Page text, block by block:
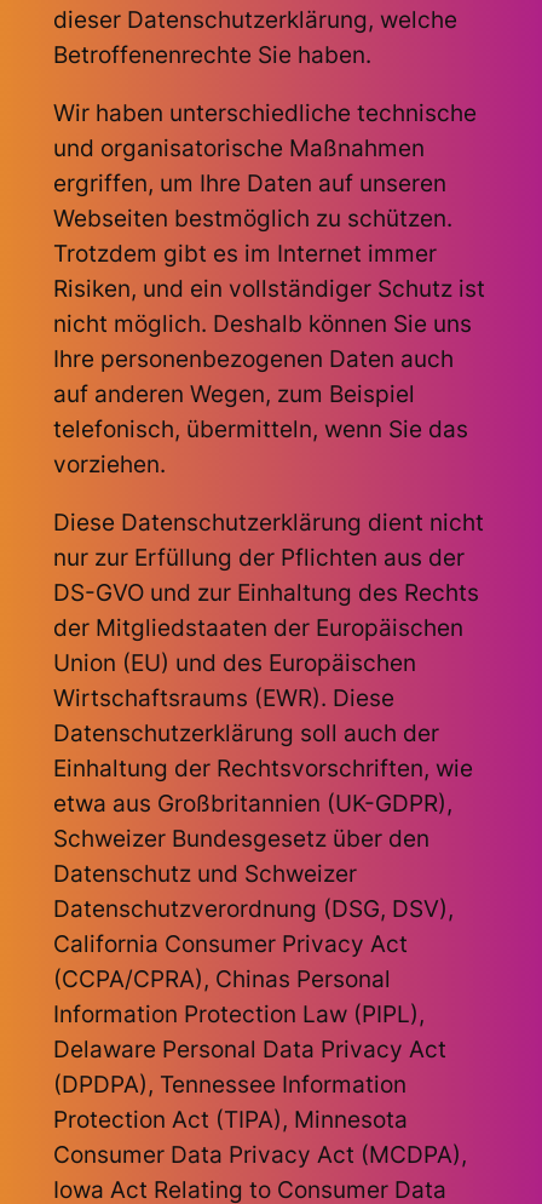
dieser Datenschutzerklärung, welche
Betroffenenrechte Sie haben.
Wir haben unterschiedliche technische
und organisatorische Maßnahmen
ergriffen, um Ihre Daten auf unseren
Webseiten bestmöglich zu schützen.
Trotzdem gibt es im Internet immer
Risiken, und ein vollständiger Schutz ist
nicht möglich. Deshalb können Sie uns
Ihre personenbezogenen Daten auch
auf anderen Wegen, zum Beispiel
telefonisch, übermitteln, wenn Sie das
vorziehen.
Diese Datenschutzerklärung dient nicht
nur zur Erfüllung der Pflichten aus der
DS-GVO und zur Einhaltung des Rechts
der Mitgliedstaaten der Europäischen
Union (EU) und des Europäischen
Wirtschaftsraums (EWR). Diese
Datenschutzerklärung soll auch der
Einhaltung der Rechtsvorschriften, wie
etwa aus Großbritannien (UK-GDPR),
Schweizer Bundesgesetz über den
Datenschutz und Schweizer
Datenschutzverordnung (DSG, DSV),
California Consumer Privacy Act
(CCPA/CPRA), Chinas Personal
Information Protection Law (PIPL),
Delaware Personal Data Privacy Act
(DPDPA), Tennessee Information
Protection Act (TIPA), Minnesota
Consumer Data Privacy Act (MCDPA),
Iowa Act Relating to Consumer Data